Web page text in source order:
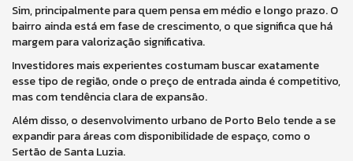
Sim, principalmente para quem pensa em médio e longo prazo. O
bairro ainda está em fase de crescimento, o que significa que há
margem para valorização significativa.
Investidores mais experientes costumam buscar exatamente
esse tipo de região, onde o preço de entrada ainda é competitivo,
mas com tendência clara de expansão.
Além disso, o desenvolvimento urbano de Porto Belo tende a se
expandir para áreas com disponibilidade de espaço, como o
Sertão de Santa Luzia.